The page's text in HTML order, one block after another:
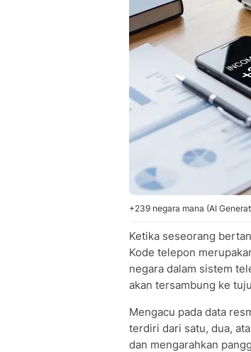
+239 negara mana (AI
Ketika seseorang
Kode telepon
negara dalam sistem
akan tersambung ke
Mengacu pada data
terdiri dari satu, dua,
dan mengarahkan